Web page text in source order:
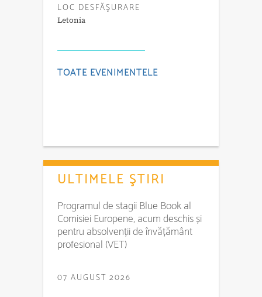
LOC DESFĂŞURARE
Letonia
TOATE EVENIMENTELE
ULTIMELE ŞTIRI
Programul de stagii Blue Book al
Comisiei Europene, acum deschis și
pentru absolvenții de învățământ
profesional (VET)
07 AUGUST 2026